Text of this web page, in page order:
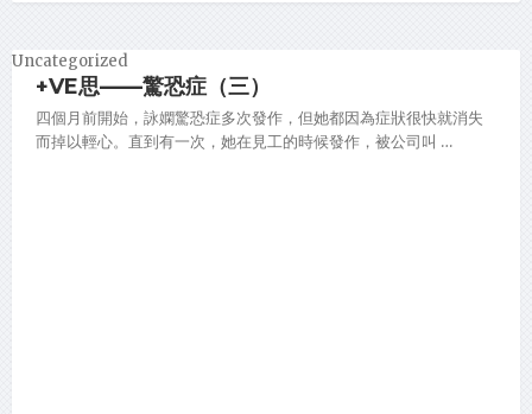
Uncategorized
+VE思——驚恐症（三）
四個月前開始，詠嫻驚恐症多次發作，但她都因為症狀很快就消失
而掉以輕心。直到有一次，她在見工的時候發作，被公司叫 …